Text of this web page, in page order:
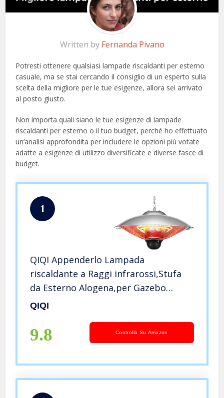
Written by Fernanda Pivano
Potresti ottenere qualsiasi lampade riscaldanti per esterno
casuale, ma se stai cercando il consiglio di un esperto sulla
scelta della migliore per le tue esigenze, allora sei arrivato
al posto giusto.
Non importa quali siano le tue esigenze di lampade
riscaldanti per esterno o il tuo budget, perché ho effettuato
un’analisi approfondita per includere le opzioni più votate
adatte a esigenze di utilizzo diversificate e diverse fasce di
budget.
1
QIQI Appenderlo Lampada
riscaldante a Raggi infrarossi,Stufa
da Esterno Alogena,per Gazebo
Ufficio Casa,Argento
QIQI
9.8 Controlla Su Amazon